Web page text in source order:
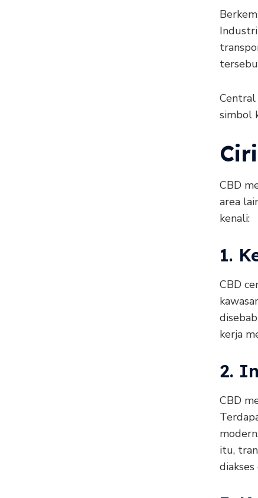
Central
simbol
CBD
area
kenali:
1.
CBD
kerja
2.
CBD
itu,